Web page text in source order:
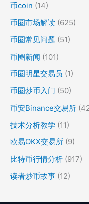
币coin (14)
币圈市场解读 (625)
币圈常见问题 (51)
币圈新闻 (101)
币圈明星交易员 (1)
币圈炒币入门 (50)
币安Binance交易所
技术分析教学 (11)
欧易OKX交易所 (9)
比特币行情分析 (917)
读者炒币故事 (12)